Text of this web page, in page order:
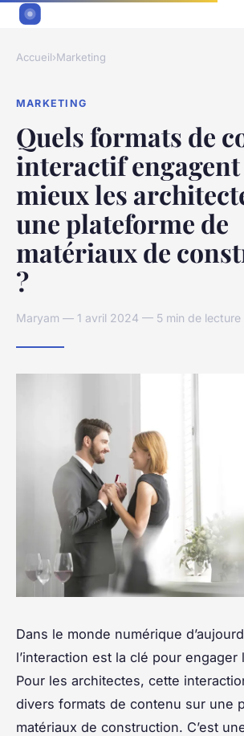
Accueil›Marketing
MARKETING
Quels formats de
interactif
mieux les
une plateforme de
matériaux de
?
Maryam — 1 avril 2024 — 5 min de lecture
Dans le monde numérique
l’interaction est la clé pour engager
Pour les architectes, cette
divers formats de contenu sur une
matériaux de construction. C’est